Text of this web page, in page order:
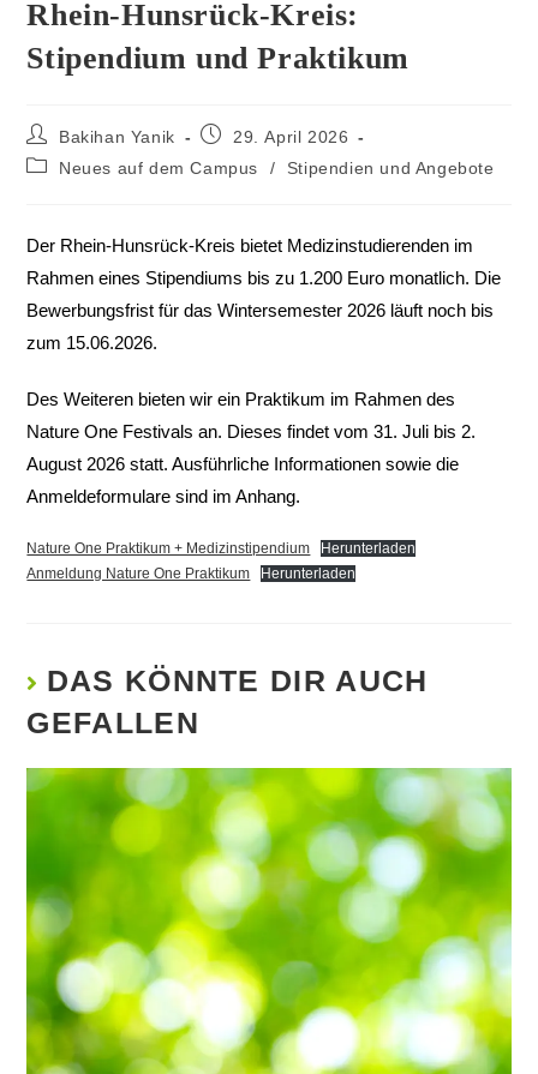
Rhein-Hunsrück-Kreis:
Stipendium und Praktikum
Bakihan Yanik
29. April 2026
Neues auf dem Campus
/ Stipendien und Angebote
Der Rhein-Hunsrück-Kreis bietet Medizinstudierenden im
Rahmen eines Stipendiums bis zu 1.200 Euro monatlich. Die
Bewerbungsfrist für das Wintersemester 2026 läuft noch bis
zum 15.06.2026.
Des Weiteren bieten wir ein Praktikum im Rahmen des
Nature One Festivals an. Dieses findet vom 31. Juli bis 2.
August 2026 statt. Ausführliche Informationen sowie die
Anmeldeformulare sind im Anhang.
Nature One Praktikum + Medizinstipendium
Herunterladen
Anmeldung Nature One Praktikum
Herunterladen
DAS KÖNNTE DIR AUCH
GEFALLEN